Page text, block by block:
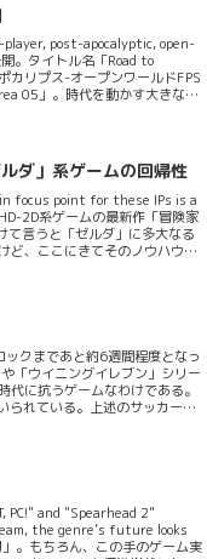
post-apocalyptic, open-
。タイトル名「Road to
カリプス-オープンワールドFPS
05」。時代を動かす大きな事
ダ」系ゲームの回帰性
focus point for these IPs is a
2D系ゲームの最新作「冒険家
て言うと「ゼルダ」に多大なる
ど、ここにきてそのノウハウを
クまであと約6週間程度となっ
「ウイニングイレブン」シリー
に抗うゲームなわけである。
られている。上述のサッカーゲ
and "Spearhead 2"
the genre’s future looks
。もちろん、この手のゲーム実